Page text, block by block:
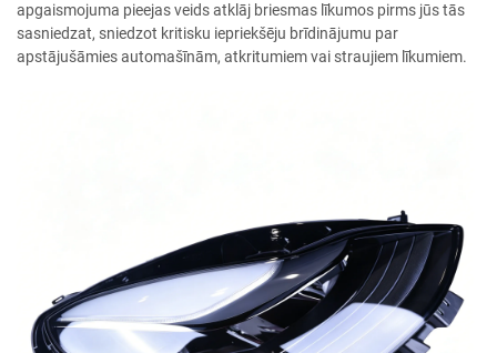
apgaismojuma pieejas veids atklāj briesmas līkumos pirms jūs tās
sasniedzat, sniedzot kritisku iepriekšēju brīdinājumu par
apstājušāmies automašīnām, atkritumiem vai straujiem līkumiem.